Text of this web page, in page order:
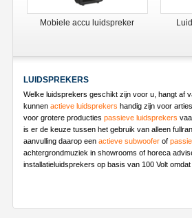
Mobiele accu luidspreker
LUIDSPREKERS
Welke luidsprekers geschikt zijn voor u, hangt af
kunnen actieve luidsprekers handig zijn voor
voor grotere producties passieve luidsprekers
is er de keuze tussen het gebruik van alleen
aanvulling daarop een actieve subwoofer of
achtergrondmuziek in showrooms of horeca
installatieluidsprekers op basis van 100 Volt omdat